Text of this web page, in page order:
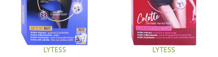
LYTESS LYTESS